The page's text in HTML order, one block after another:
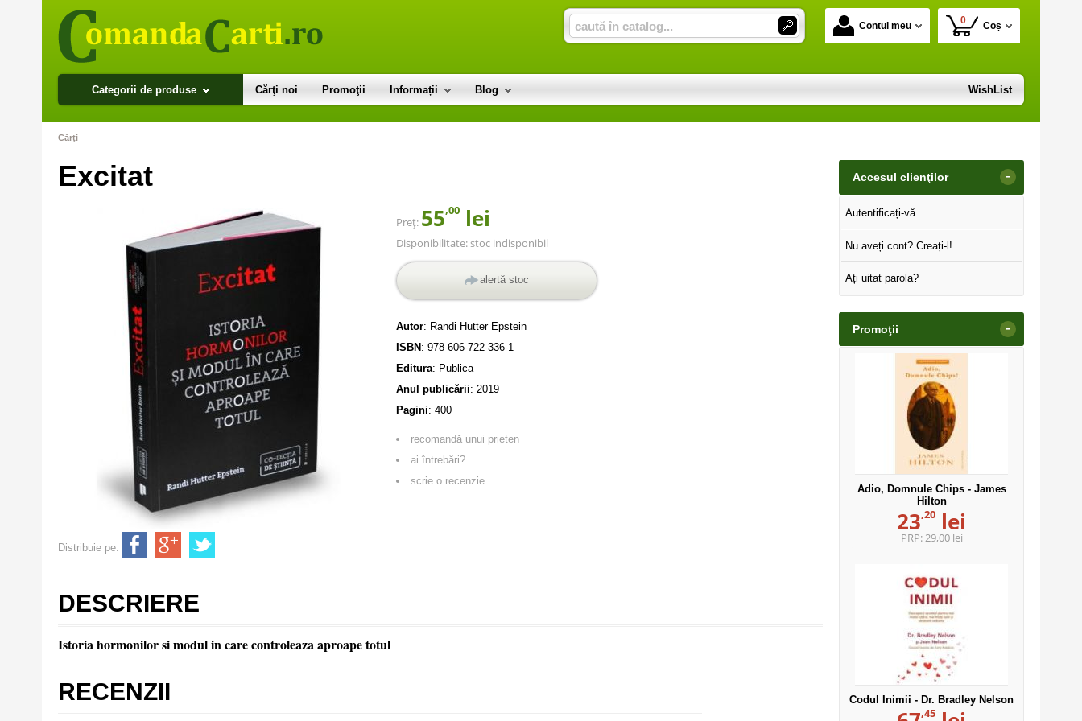
Contul meu 0 Coș
Categorii de produse Cărţi noi Promoţii Informații Blog WishList
Cărţi
Excitat
Preț: 55,00 lei
Disponibilitate:stoc indisponibil
alertă stoc
Autor: Randi Hutter Epstein
ISBN : 978-606-722-336-1
Editura: Publica
Anul publicării: 2019
Pagini: 400
recomandă unui prieten
ai întrebări?
scrie o recenzie
Distribuie pe:
DESCRIERE
Istoria hormonilor si modul in care controleaza aproape totul
RECENZII
Accesul clienţilor -
Autentificați-vă
Nu aveți cont? Creați-l!
Ați uitat parola?
Promoţii -
Adio, Domnule Chips - James
Hilton
23,20 lei
PRP:29,00 lei
Codul Inimii - Dr. Bradley Nelson
,45